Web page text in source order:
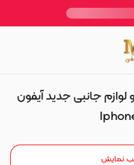
Iphone 6 / 6s
جانبی جدید آیفون
نمایش